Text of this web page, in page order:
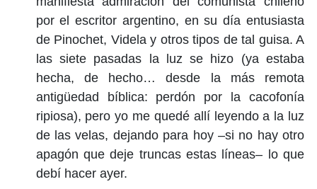
por el escritor argentino, en su día entusiasta
de Pinochet, Videla y otros tipos de tal guisa. A
las siete pasadas la luz se hizo (ya estaba
hecha, de hecho… desde la más remota
antigüedad bíblica: perdón por la cacofonía
ripiosa), pero yo me quedé allí leyendo a la luz
de las velas, dejando para hoy –si no hay otro
apagón que deje truncas estas líneas– lo que
debí hacer ayer.